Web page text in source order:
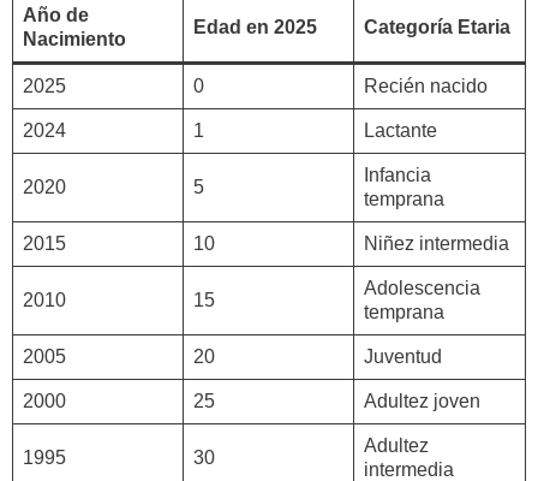
Año de
Nacimiento
Edad en 2025 Categoría Etaria
2025 0 Recién nacido
2024 1 Lactante
2020 5
Infancia
temprana
2015 10 Niñez intermedia
2010 15
Adolescencia
temprana
2005 20 Juventud
2000 25 Adultez joven
1995 30
Adultez
intermedia